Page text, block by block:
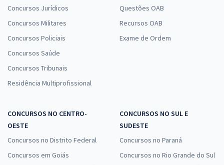
Concursos Jurídicos
Concursos Militares
Concursos Policiais
Concursos Saúde
Concursos Tribunais
Residência Multiprofissional
Questões OAB
Recursos OAB
Exame de Ordem
CONCURSOS NO CENTRO-
OESTE
Concursos no Distrito Federal
Concursos em Goiás
CONCURSOS NO SUL E
SUDESTE
Concursos no Paraná
Concursos no Rio Grande do Sul